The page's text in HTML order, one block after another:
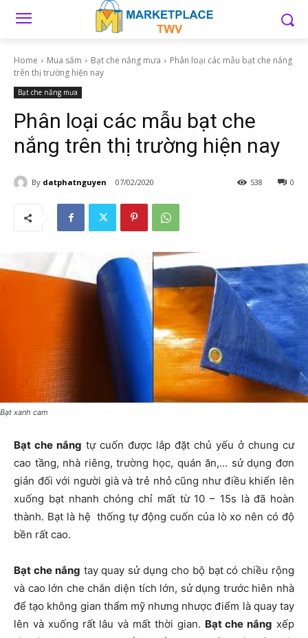
Home Mua sắm Bạt che nắng mưa
Phân loại các mẫu bạt che nắng
trên thị trường hiện nay
Bạt che nắng mưa
Phân loại các mẫu bạt che
nắng trên thị trường hiện nay
By datphatnguyen 07/02/2020 0
538
Bạt xanh cam
Bạt che nắng tự cuốn được lắp đặt chủ yếu ở chung cư
cao tầng, nhà riêng, trường học, quán ăn,… sử dụng đơn
giản đối với người già và trẻ nhỏ cũng như điều khiển lên
xuống bạt nhanh chóng chỉ mất từ 10 – 15s là đã hoàn
thành. Bạt là hệ thống tự động cuốn của lò xo nên có độ
bền rất cao.
Bạt che nắng tay quay sử dụng cho bộ bạt có chiều rộng
và cao lớn che chắn diện tích lớn, sử dụng trước hiên nhà
để tạo không gian thẩm mỹ nhưng nhược điểm là quay tay
lên và xuống rất lâu và mất thời gian. Bạt che nắng xếp